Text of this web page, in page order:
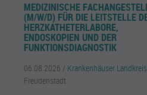
MEDIZINISCHE
(M/W/D) FÜR DIE LEITSTELLE
HERZKATHETERLABORE,
ENDOSKOPIEN UND DER
FUNKTIONSDIAGNOSTIK
06.08.2026 / Krankenhäuser
Freudenstadt